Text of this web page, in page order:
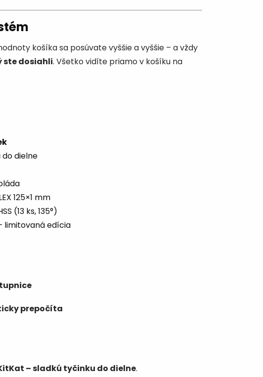
košíka sa posúvate vyššie a vyššie – a vždy
ste dosiahli. Všetko vidíte priamo v košíku na
dielne
125×1 mm
(13 ks, 135°)
limitovaná edícia
prepočíta
– sladkú tyčinku do dielne.